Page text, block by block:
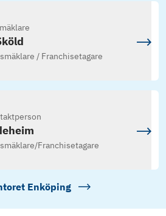
/ Franchisetagare
/Franchisetagare
Enköping